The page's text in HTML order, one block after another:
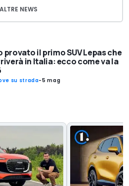
ALTRE NEWS
provato il primo SUV Lepas che
in Italia: ecco come va la
su strada-5 mag